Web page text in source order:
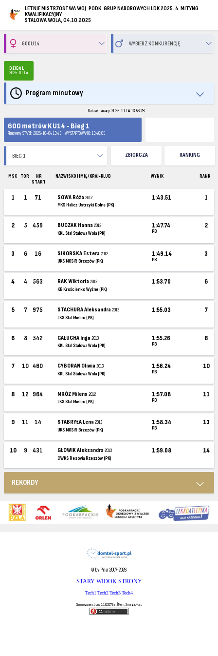
LETNIE MISTRZOSTWA WOJ. PODK. GRUP NABOROWYCH LDK 2025. 4. MITYNG
KWALIFIKACYJNY
STALOWA WOLA, 04.10.2025
DZIEŃ 1
2025-10-04
Program minutowy
Data aktualizacji: 2025-10-04 13:56:28
600 metrów K U14 - Bieg 1
Planowany START: 2025-10-04 13:45 | WYSTARTOWANO: 13:46:05
ZBIORCZA RANKING
MSC TOR
NR
START
NAZWISKO I IMIĘ / KRAJ-KLUB WYNIK RANK
1 1 71 SOWA Róża2012
MKS Halicz Ustrzyki Dolne (PK)
1:43.51 1
2 5 459 BUCZAK Hanna2012
KKL Stal Stalowa Wola (PK)
1:47.74
PB
2
3 6 16 SIKORSKA Estera2012
UKS MOSiR Brzozów (PK)
1:49.14
PB
3
4 4 563 RAK Wiktoria2012
KB Krościenko Wyżne (PK)
1:53.70 6
5 7 975 STACHURA Aleksandra2012
LKS Stal Mielec (PK)
1:55.03 7
6 8 542 GAŁUCHA Inga2013
KKL Stal Stalowa Wola (PK)
1:55.26
PB
8
7 10 460 CYBORAN Oliwia2013
KKL Stal Stalowa Wola (PK)
1:56.24
PB
10
8 12 964 MRÓZ Milena2012
LKS Stal Mielec (PK)
1:57.08
PB
11
9 11 14 STABRYŁA Lena2012
UKS MOSiR Brzozów (PK)
1:58.34
PB
13
10 9 431 GŁOWIK Aleksandra2013
CWKS Resovia Rzeszów (PK)
1:59.08 14
REKORDY
© by Pilar 2007-2026
STARY WIDOK STRONY
Tech1 Tech2Tech3Tech4
Generowanie strony 0.1322279 s. | Mem: 2 megabytes